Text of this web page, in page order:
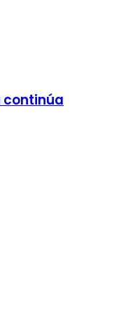
continúa